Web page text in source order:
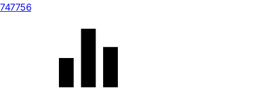
747756